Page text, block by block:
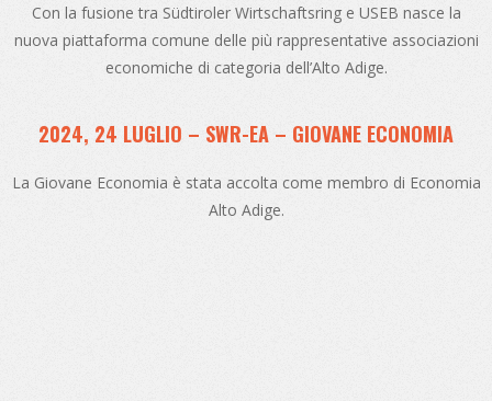
Con la fusione tra Südtiroler Wirtschaftsring e USEB nasce la
nuova piattaforma comune delle più rappresentative associazioni
economiche di categoria dell’Alto Adige.
2024, 24 LUGLIO – SWR-EA – GIOVANE ECONOMIA
La Giovane Economia è stata accolta come membro di Economia
Alto Adige.